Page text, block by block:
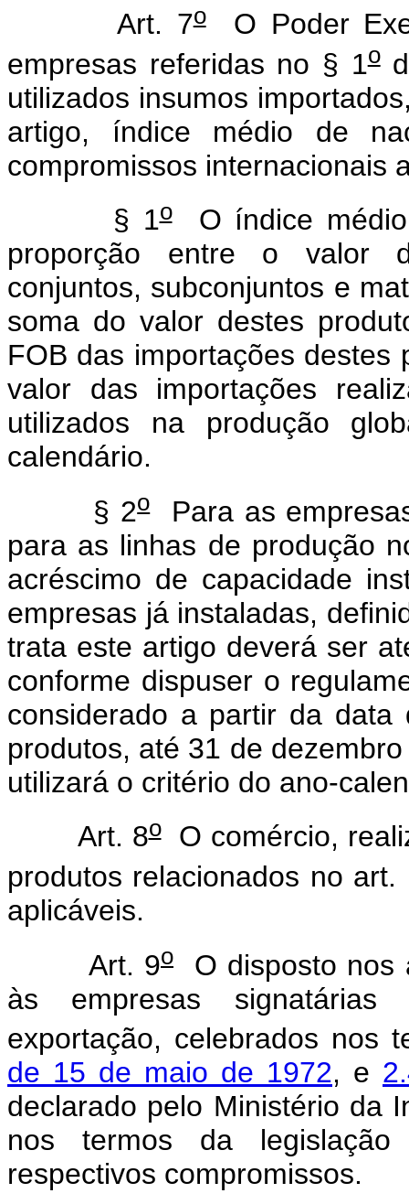
Art. 7oO Poder
empresas referidas no § 1o
utilizados insumos
artigo, índice médio de
compromissos internacionais
§ 1oO índice médio
proporção entre o valor
conjuntos, subconjuntos e
soma do valor destes
FOB das importações destes
valor das importações
utilizados na produção
calendário.
§ 2oPara as
para as linhas de produção
acréscimo de capacidade
empresas já instaladas,
trata este artigo deverá ser
conforme dispuser o
considerado a partir da
produtos, até 31 de
utilizará o critério do ano-
Art. 8oO comércio,
produtos relacionados no art.
aplicáveis.
Art. 9o
O disposto nos
às empresas signatárias
exportação, celebrados nos
de 15 de maio de 1972, e
declarado pelo Ministério da
nos termos da
respectivos compromissos.